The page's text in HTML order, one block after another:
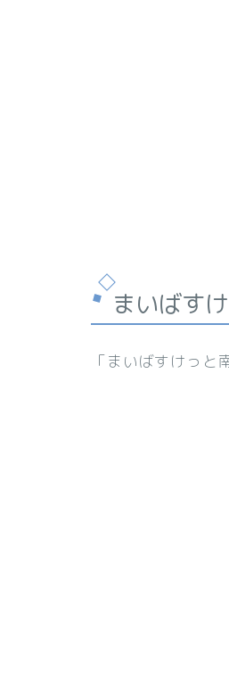
まいばす
「まいばすけっ